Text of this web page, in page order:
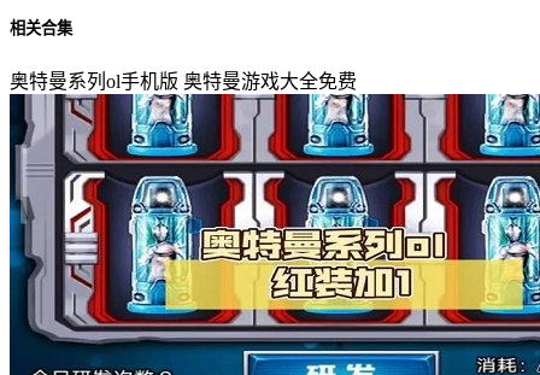
相关合集
奥特曼系列ol手机版 奥特曼游戏大全免费